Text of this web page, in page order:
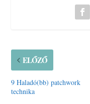
ELŐZŐ
9 Haladó(bb) patchwork
technika